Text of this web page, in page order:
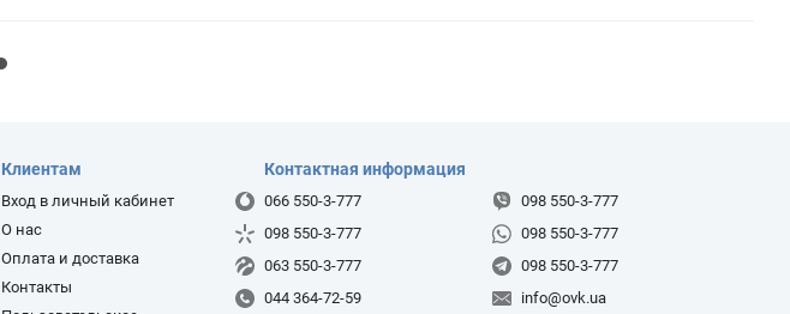
Клиентам
Вход в личный кабинет
О нас
Оплата и доставка
Контакты
Контактная информация
066 550-3-777
098 550-3-777
063 550-3-777
044 364-72-59
098 550-3-777
098 550-3-777
098 550-3-777
info@ovk.ua